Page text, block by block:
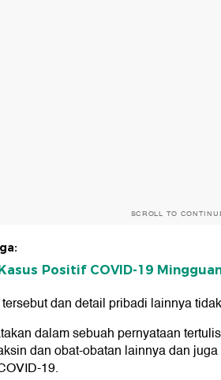
SCROLL TO
Positif COVID-19
dan detail pribadi lainnya
dalam sebuah pernyataan
dan obat-obatan lainnya dan
19.